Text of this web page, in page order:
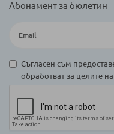
Абонамент за бюлетин
Съгласен съм
обработват за целите